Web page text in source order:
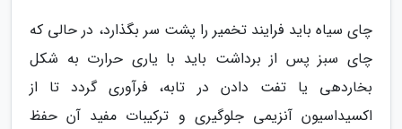
چای سیاه باید فرایند تخمیر را پشت سر بگذارد، در حالی که
چای سبز پس از برداشت باید با یاری حرارت به شکل
بخاردهی یا تفت دادن در تابه، فرآوری گردد تا از
اکسیداسیون آنزیمی جلوگیری و ترکیبات مفید آن حفظ